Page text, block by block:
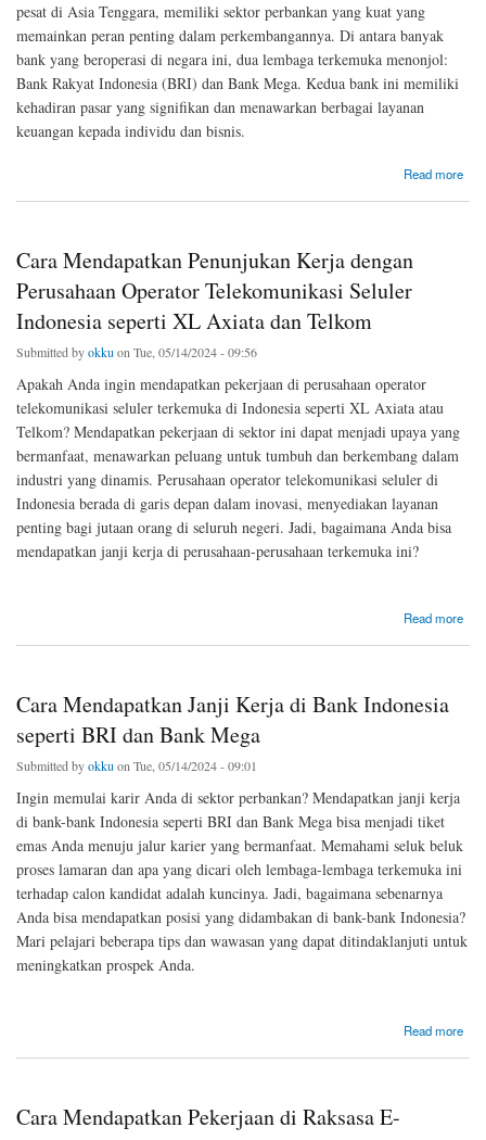
pesat di Asia Tenggara, memiliki sektor perbankan yang kuat yang
memainkan peran penting dalam perkembangannya. Di antara banyak
bank yang beroperasi di negara ini, dua lembaga terkemuka menonjol:
Bank Rakyat Indonesia (BRI) dan Bank Mega. Kedua bank ini memiliki
kehadiran pasar yang signifikan dan menawarkan berbagai layanan
keuangan kepada individu dan bisnis.
Read more
Cara Mendapatkan Penunjukan Kerja dengan
Perusahaan Operator Telekomunikasi Seluler
Indonesia seperti XL Axiata dan Telkom
Submitted byokku on Tue, 05/14/2024 - 09:56
Apakah Anda ingin mendapatkan pekerjaan di perusahaan operator
telekomunikasi seluler terkemuka di Indonesia seperti XL Axiata atau
Telkom? Mendapatkan pekerjaan di sektor ini dapat menjadi upaya yang
bermanfaat, menawarkan peluang untuk tumbuh dan berkembang dalam
industri yang dinamis. Perusahaan operator telekomunikasi seluler di
Indonesia berada di garis depan dalam inovasi, menyediakan layanan
penting bagi jutaan orang di seluruh negeri. Jadi, bagaimana Anda bisa
mendapatkan janji kerja di perusahaan-perusahaan terkemuka ini?
Read more
about Cara Mendapatkan Penunjukan Kerja dengan Perusahaan Operator Telekomunikasi
Cara Mendapatkan Janji Kerja di Bank Indonesia
seperti BRI dan Bank Mega
Submitted byokku on Tue, 05/14/2024 - 09:01
Ingin memulai karir Anda di sektor perbankan? Mendapatkan janji kerja
di bank-bank Indonesia seperti BRI dan Bank Mega bisa menjadi tiket
emas Anda menuju jalur karier yang bermanfaat. Memahami seluk beluk
proses lamaran dan apa yang dicari oleh lembaga-lembaga terkemuka ini
terhadap calon kandidat adalah kuncinya. Jadi, bagaimana sebenarnya
Anda bisa mendapatkan posisi yang didambakan di bank-bank Indonesia?
Mari pelajari beberapa tips dan wawasan yang dapat ditindaklanjuti untuk
meningkatkan prospek Anda.
Read more
about Cara Mendapatkan Janji Kerja di Bank Indonesia seperti BRI dan Bank Mega
Cara Mendapatkan Pekerjaan di Raksasa E-